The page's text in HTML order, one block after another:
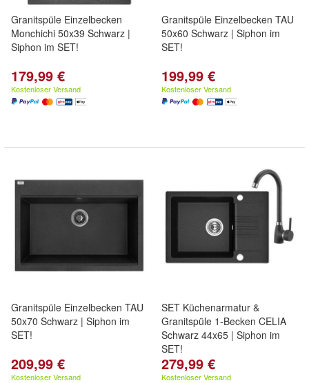
Granitspüle Einzelbecken
Monchichi 50x39 Schwarz |
Siphon im SET!
179,99 €
Kostenloser Versand
Granitspüle Einzelbecken TAU
50x60 Schwarz | Siphon im
SET!
199,99 €
Kostenloser Versand
Granitspüle Einzelbecken TAU
50x70 Schwarz | Siphon im
SET!
209,99 €
Kostenloser Versand
SET Küchenarmatur &
Granitspüle 1-Becken CELIA
Schwarz 44x65 | Siphon im
SET!
279,99 €
Kostenloser Versand